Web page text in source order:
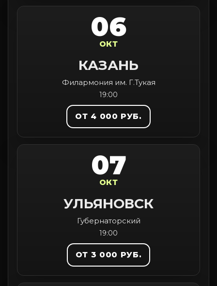
06
ОКТ
КАЗАНЬ
Филармония им. Г.Тукая
19:00
ОТ 4 000 РУБ.
07
ОКТ
УЛЬЯНОВСК
Губернаторский
19:00
ОТ 3 000 РУБ.